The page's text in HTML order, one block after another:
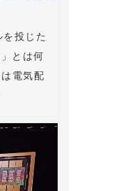
投じた
とは何
電気配